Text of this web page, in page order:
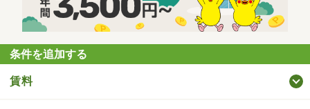
条件を追加する
賃料